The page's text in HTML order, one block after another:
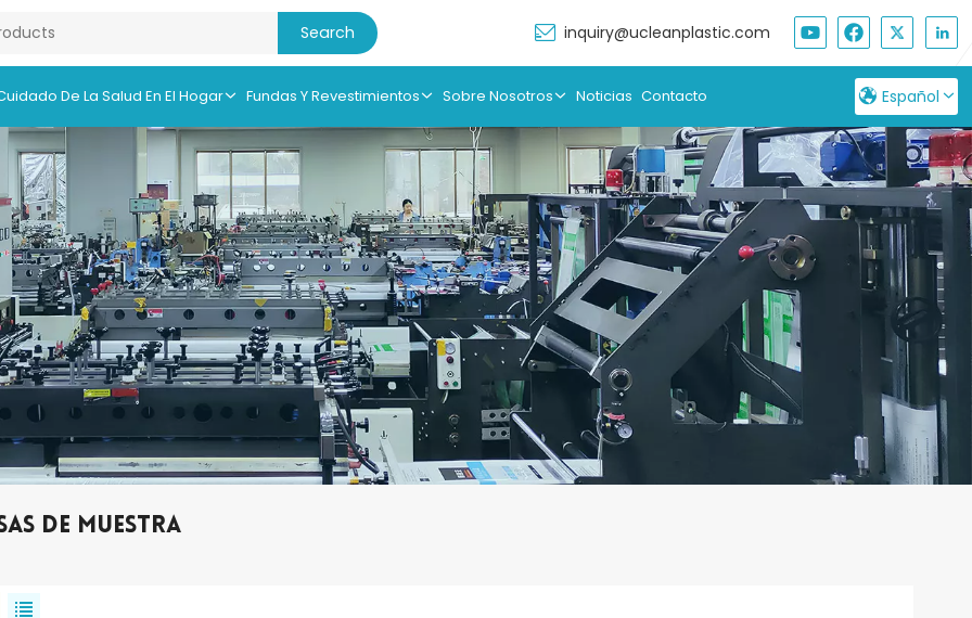
inquiry@ucleanplastic.com
De La Salud En El Hogar Fundas Y Revestimientos Sobre Nosotros Noticias Contacto Español
English
Français
Русский
De Muestra